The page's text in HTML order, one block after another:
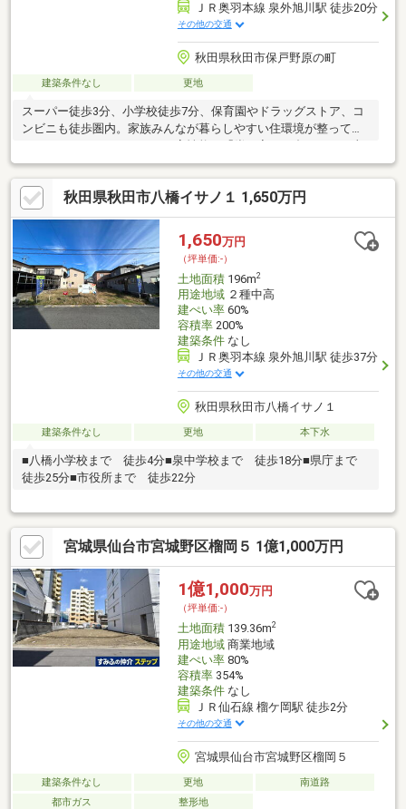
ＪＲ奥羽本線 泉外旭川駅 徒歩20分
その他の交通
秋田県秋田市保戸野原の町
建築条件なし 更地
スーパー徒歩3分、小学校徒歩7分、保育園やドラッグストア、コ
ンビニも徒歩圏内。家族みんなが暮らしやすい住環境が整ってい
地・建物・資金計画までトータルでご提案。「住んでから良かっ
た」と思える家づくりをお手伝いします。
秋田県秋田市八橋イサノ１ 1,650万円
1,650万円
（坪単価:-）
土地面積196m2
用途地域２種中高
建ぺい率60%
容積率200%
建築条件なし
ＪＲ奥羽本線 泉外旭川駅 徒歩37分
その他の交通
秋田県秋田市八橋イサノ１
建築条件なし 更地 本下水
■八橋小学校まで 徒歩4分■泉中学校まで 徒歩18分■県庁まで
徒歩25分■市役所まで 徒歩22分
宮城県仙台市宮城野区榴岡５ 1億1,000万円
1億1,000万円
（坪単価:-）
土地面積139.36m2
用途地域商業地域
建ぺい率80%
容積率354%
建築条件なし
ＪＲ仙石線 榴ケ岡駅 徒歩2分
その他の交通
宮城県仙台市宮城野区榴岡５
建築条件なし 更地
南道路
都市ガス
整形地